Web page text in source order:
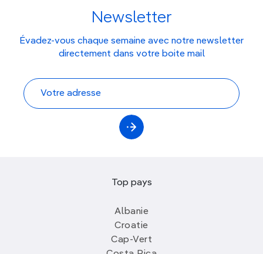
Newsletter
Évadez-vous chaque semaine avec notre newsletter
directement dans votre boite mail
Top pays
Albanie
Croatie
Cap-Vert